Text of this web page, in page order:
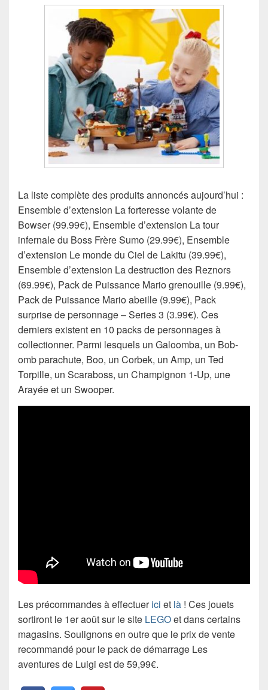
La liste complète des produits annoncés aujourd’hui :
Ensemble d’extension La forteresse volante de
Bowser (99.99€), Ensemble d’extension La tour
infernale du Boss Frère Sumo (29.99€), Ensemble
d’extension Le monde du Ciel de Lakitu (39.99€),
Ensemble d’extension La destruction des Reznors
(69.99€), Pack de Puissance Mario grenouille (9.99€),
Pack de Puissance Mario abeille (9.99€), Pack
surprise de personnage – Series 3 (3.99€). Ces
derniers existent en 10 packs de personnages à
collectionner. Parmi lesquels un Galoomba, un Bob-
omb parachute, Boo, un Corbek, un Amp, un Ted
Torpille, un Scaraboss, un Champignon 1-Up, une
Arayée et un Swooper.
Les précommandes à effectuerici et là ! Ces jouets
sortiront le 1er août sur le site LEGOet dans certains
magasins. Soulignons en outre que le prix de vente
recommandé pour le pack de démarrage Les
aventures de Luigi est de 59,99€.